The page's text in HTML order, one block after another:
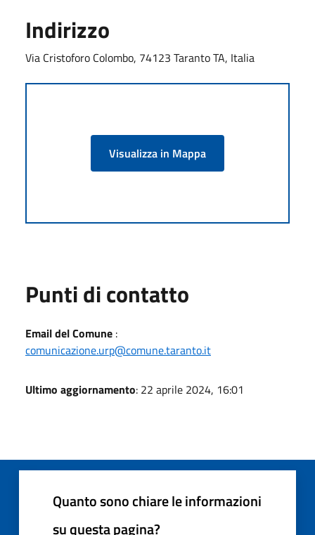
Indirizzo
Via Cristoforo Colombo, 74123 Taranto TA, Italia
Visualizza in Mappa
Punti di contatto
Email del Comune :
comunicazione.urp@comune.taranto.it
Ultimo aggiornamento: 22 aprile 2024, 16:01
Quanto sono chiare le informazioni
su questa pagina?